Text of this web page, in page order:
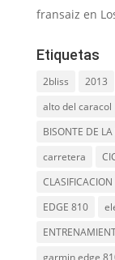
fransaiz en
Etiquetas
2bliss 2013
alto del caracol
BISONTE DE LA
carretera
CLASIFICACION
EDGE 810
garmin edge